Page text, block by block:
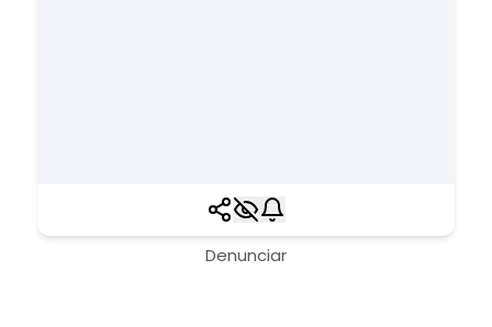
Denunciar